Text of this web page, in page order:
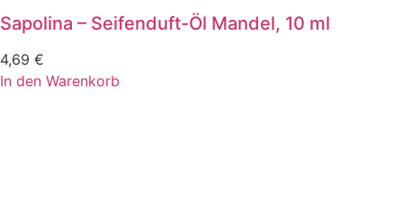
Sapolina – Seifenduft-Öl Mandel, 10 ml
4,69 €
In den Warenkorb